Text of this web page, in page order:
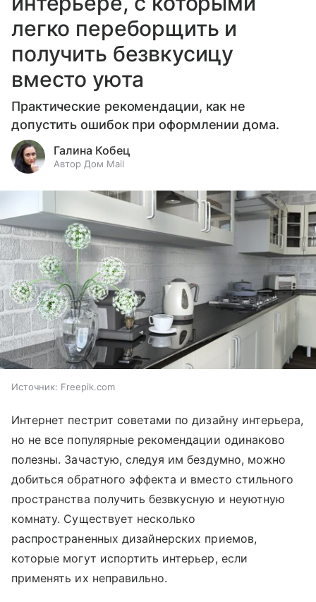
легко переборщить и
получить безвкусицу
вместо уюта
Практические рекомендации, как не
допустить ошибок при оформлении дома.
Галина Кобец
Автор Дом Mail
Источник: Freepik.com
Интернет пестрит советами по дизайну интерьера,
но не все популярные рекомендации одинаково
полезны. Зачастую, следуя им бездумно, можно
добиться обратного эффекта и вместо стильного
пространства получить безвкусную и неуютную
комнату. Существует несколько
распространенных дизайнерских приемов,
которые могут испортить интерьер, если
применять их неправильно.